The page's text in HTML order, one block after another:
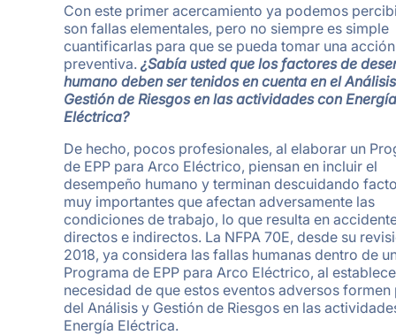
Con este primer acercamiento ya podemos
son fallas elementales, pero no siempre es simple
cuantificarlas para que se pueda tomar una acción
preventiva. ¿Sabía usted que los factores de
humano deben ser tenidos en cuenta en el
Gestión de Riesgos en las actividades con Energía
Eléctrica?
De hecho, pocos profesionales, al elaborar un
de EPP para Arco Eléctrico, piensan en incluir el
desempeño humano y terminan descuidando
muy importantes que afectan adversamente las
condiciones de trabajo, lo que resulta en
directos e indirectos. La NFPA 70E, desde su
2018, ya considera las fallas humanas dentro de
Programa de EPP para Arco Eléctrico, al
necesidad de que estos eventos adversos formen
del Análisis y Gestión de Riesgos en las
Energía Eléctrica.